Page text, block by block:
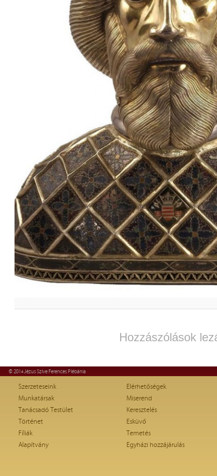
Hozzászólások
© 2014 Jézus Szíve Ferences Plébánia
Szerzeteseink
Munkatársak
Tanácsadó Testület
Történet
Fíliák
Alapítvány
Elérhetőségek
Miserend
Keresztelés
Esküvő
Temetés
Egyházi hozzájárulás